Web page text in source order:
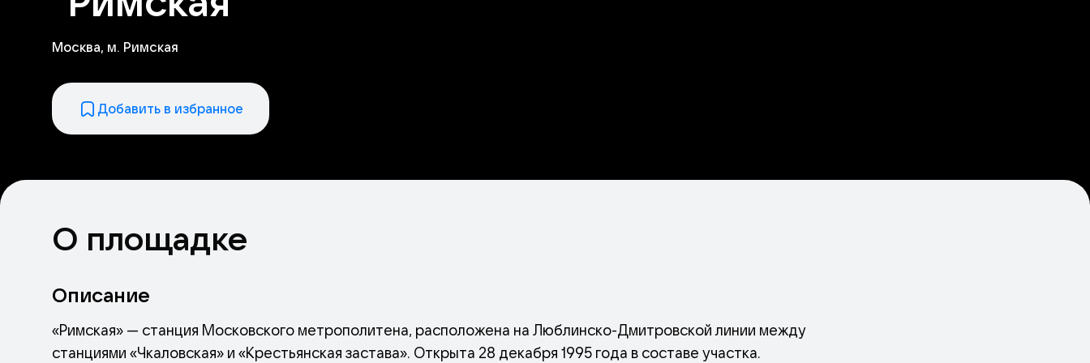
Москва, м. Римская
Добавить в избранное
О площадке
Описание
«Римская» — станция Московского метрополитена, расположена на Люблинско-Дмитровской линии между
станциями «Чкаловская» и «Крестьянская застава». Открыта 28 декабря 1995 года в составе участка.